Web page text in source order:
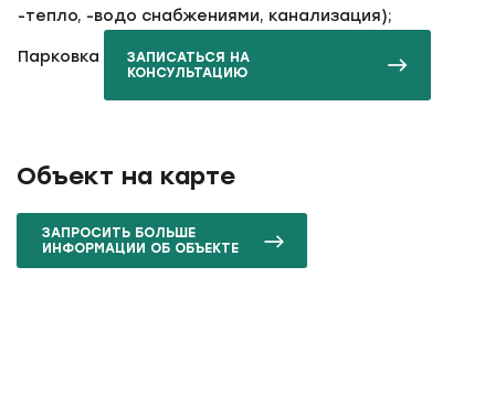
-тепло, -водо снабжениями, канализация);
Парковка
ЗАПИСАТЬСЯ НА
КОНСУЛЬТАЦИЮ
Объект на карте
ЗАПРОСИТЬ БОЛЬШЕ
ИНФОРМАЦИИ ОБ ОБЪЕКТЕ